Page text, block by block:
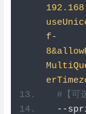
f-
#【可
--